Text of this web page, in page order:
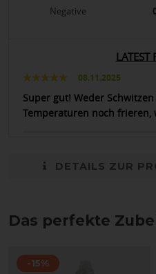
Negative
LATEST
08.11.2025
Super gut! Weder
Temperaturen noch frieren,
DETAILS ZUR
Das perfekte
-15%